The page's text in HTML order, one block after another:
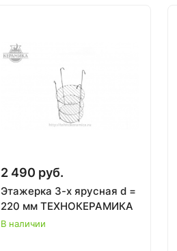
2 490 руб.
Этажерка 3-х ярусная d =
220 мм ТЕХНОКЕРАМИКА
В наличии